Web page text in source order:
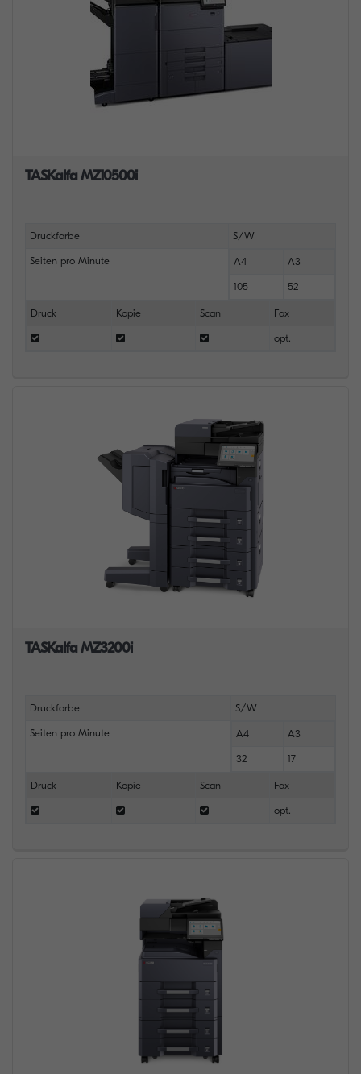
TASKalfa MZ10500i
Druckfarbe S/W
Seiten pro Minute A4 A3
105 52
Druck Kopie Scan Fax
opt.
TASKalfa MZ3200i
Druckfarbe S/W
Seiten pro Minute A4 A3
32 17
Druck Kopie Scan Fax
opt.